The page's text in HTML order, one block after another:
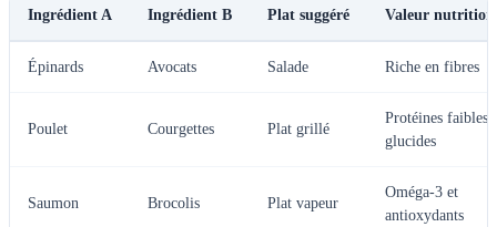
Ingrédient A Ingrédient B Plat suggéré Valeur
Épinards Avocats Salade Riche en fibres
Poulet Courgettes Plat grillé
Protéines faibles
glucides
Saumon Brocolis Plat vapeur
Oméga-3 et
antioxydants